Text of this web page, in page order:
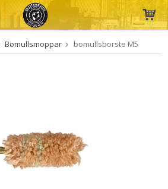
har blivit tillagd i varukorgen
Bomullsmoppar bomullsborste M5